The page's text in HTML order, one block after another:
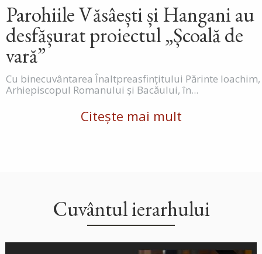
Parohiile Văsâești și Hangani au
desfășurat proiectul „Școală de
vară”
Cu binecuvântarea Înaltpreasfințitului Părinte Ioachim,
Arhiepiscopul Romanului și Bacăului, în...
Citește mai mult
Cuvântul ierarhului